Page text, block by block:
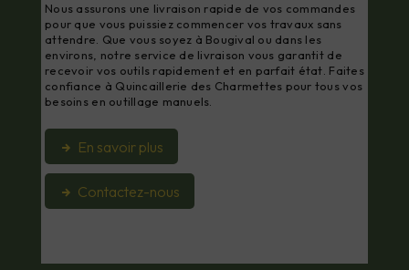
Nous assurons une livraison rapide de vos commandes
pour que vous puissiez commencer vos travaux sans
attendre. Que vous soyez à Bougival ou dans les
environs, notre service de livraison vous garantit de
recevoir vos outils rapidement et en parfait état. Faites
confiance à Quincaillerie des Charmettes pour tous vos
besoins en outillage manuels.
En savoir plus
Contactez-nous